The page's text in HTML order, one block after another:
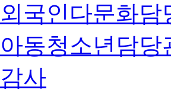
외국인다문화담
아동청소년담당
감사